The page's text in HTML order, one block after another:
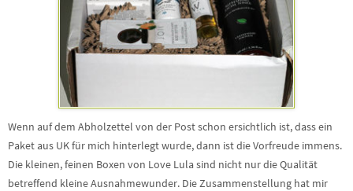
Wenn auf dem Abholzettel von der Post schon ersichtlich ist, dass ein
Paket aus UK für mich hinterlegt wurde, dann ist die Vorfreude immens.
Die kleinen, feinen Boxen von Love Lula sind nicht nur die Qualität
betreffend kleine Ausnahmewunder. Die Zusammenstellung hat mir